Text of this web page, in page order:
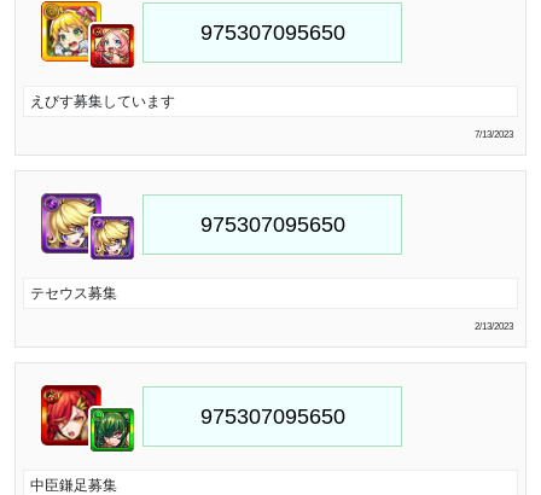
えびす募集しています
7/13/2023
テセウス募集
2/13/2023
中臣鎌足募集